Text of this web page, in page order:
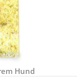
Hund